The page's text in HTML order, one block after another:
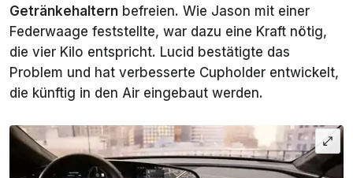
Getränkehaltern befreien. Wie Jason mit einer
Federwaage feststellte, war dazu eine Kraft nötig,
die vier Kilo entspricht. Lucid bestätigte das
Problem und hat verbesserte Cupholder entwickelt,
die künftig in den Air eingebaut werden.